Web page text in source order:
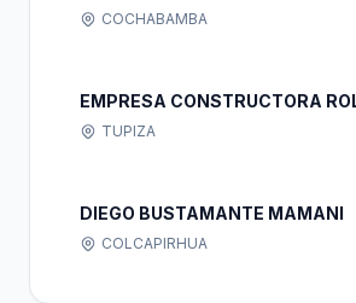
COCHABAMBA
TUPIZA
DIEGO BUSTAMANTE MAMANI
COLCAPIRHUA